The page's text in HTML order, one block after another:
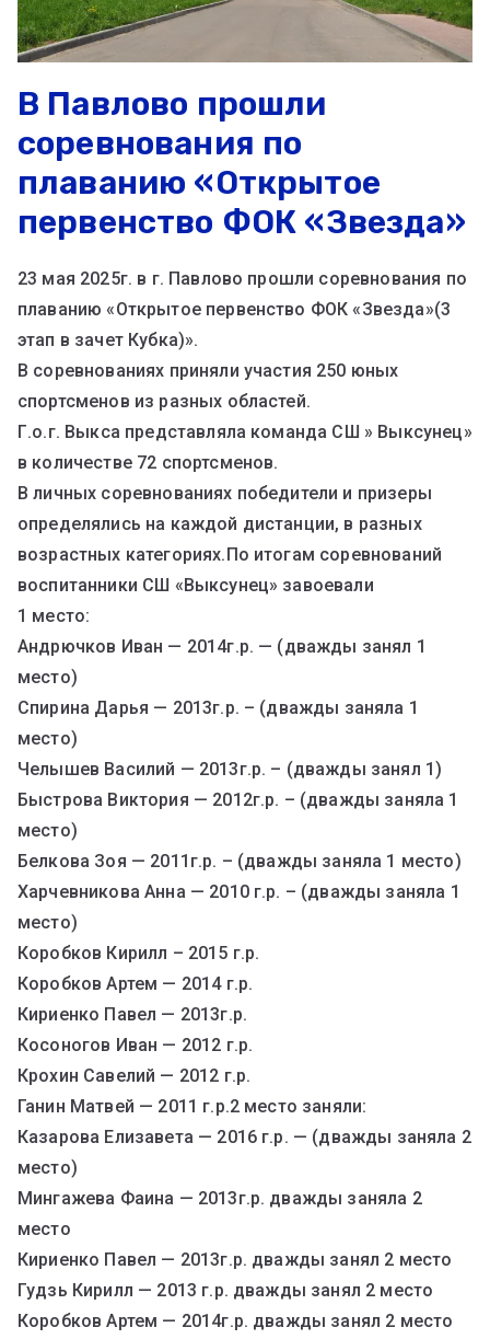
В Павлово прошли
соревнования по
плаванию «Открытое
первенство ФОК «Звезда»
23 мая 2025г. в г. Павлово прошли соревнования по
плаванию «Открытое первенство ФОК «Звезда»(3
этап в зачет Кубка)».
В соревнованиях приняли участия 250 юных
спортсменов из разных областей.
Г.о.г. Выкса представляла команда СШ » Выксунец»
в количестве 72 спортсменов.
В личных соревнованиях победители и призеры
определялись на каждой дистанции, в разных
возрастных категориях.По итогам соревнований
воспитанники СШ «Выксунец» завоевали
1 место:
Андрючков Иван — 2014г.р. — (дважды занял 1
место)
Спирина Дарья — 2013г.р. – (дважды заняла 1
место)
Челышев Василий — 2013г.р. – (дважды занял 1)
Быстрова Виктория — 2012г.р. – (дважды заняла 1
место)
Белкова Зоя — 2011г.р. – (дважды заняла 1 место)
Харчевникова Анна — 2010 г.р. – (дважды заняла 1
место)
Коробков Кирилл – 2015 г.р.
Коробков Артем — 2014 г.р.
Кириенко Павел — 2013г.р.
Косоногов Иван — 2012 г.р.
Крохин Савелий — 2012 г.р.
Ганин Матвей — 2011 г.р.2 место заняли:
Казарова Елизавета — 2016 г.р. — (дважды заняла 2
место)
Мингажева Фаина — 2013г.р. дважды заняла 2
место
Кириенко Павел — 2013г.р. дважды занял 2 место
Гудзь Кирилл — 2013 г.р. дважды занял 2 место
Коробков Артем — 2014г.р. дважды занял 2 место